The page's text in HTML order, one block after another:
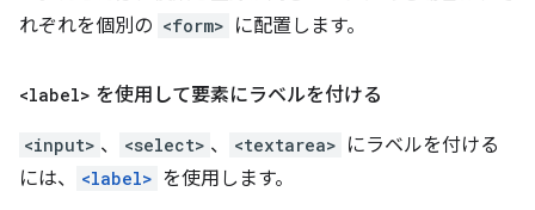
れぞれを個別の <form> に配置します。
<label> を使用して要素にラベルを付ける
<input> 、 <select> 、 <textarea> にラベルを付ける
には、
<label> を使用します。